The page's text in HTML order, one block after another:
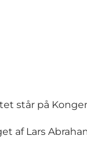
står på
af Lars